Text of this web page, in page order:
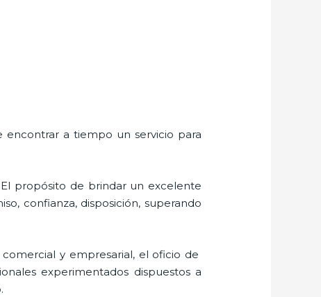
encontrar a tiempo un servicio para
propósito de brindar un excelente
confianza, disposición, superando
y empresarial, el oficio de
experimentados dispuestos a